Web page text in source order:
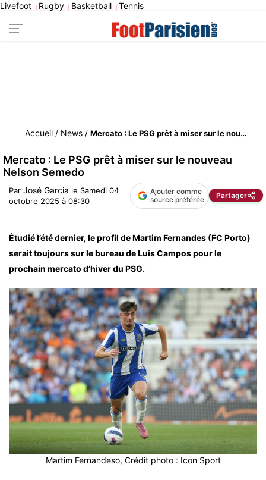
Livefoot | Rugby | Basketball | Tennis
Accueil / News / Mercato : Le PSG prêt à miser sur le nouveau Nelson Semedo
Mercato : Le PSG prêt à miser sur le nouveau
Nelson Semedo
Par José Garcia le Samedi 04
octobre 2025 à 08:30
Ajouter comme
source préférée
Partager
Étudié l’été dernier, le profil de Martim Fernandes (FC Porto)
serait toujours sur le bureau de Luis Campos pour le
prochain mercato d’hiver du PSG.
Martim Fernandeso, Crédit photo : Icon Sport